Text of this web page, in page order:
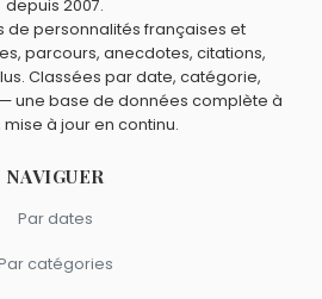
,Emilia Clarke
Nicollette
sont du signe Scorpion.
depuis 2007.
de personnalités françaises et
parcours, anecdotes, citations,
Classées par date, catégorie,
une base de données complète à
à jour en continu.
NAVIGUER
Par dates
catégories